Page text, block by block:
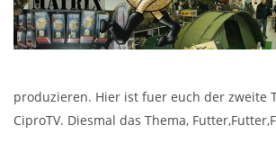
produzieren. Hier ist fuer euch der zweite
CiproTV. Diesmal das Thema,